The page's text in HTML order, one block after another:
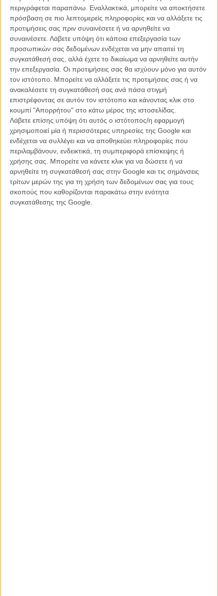
περιγράφεται παραπάνω. Εναλλακτικά, μπορείτε να αποκτήσετε
πρόσβαση σε πιο λεπτομερείς πληροφορίες και να αλλάξετε τις
προτιμήσεις σας πριν συναινέσετε ή να αρνηθείτε να
συναινέσετε. Λάβετε υπόψη ότι κάποια επεξεργασία των
προσωπικών σας δεδομένων ενδέχεται να μην απαιτεί τη
συγκατάθεσή σας, αλλά έχετε το δικαίωμα να αρνηθείτε αυτήν
την επεξεργασία. Οι προτιμήσεις σας θα ισχύουν μόνο για αυτόν
τον ιστότοπο. Μπορείτε να αλλάξετε τις προτιμήσεις σας ή να
ανακαλέσετε τη συγκατάθεσή σας ανά πάσα στιγμή
επιστρέφοντας σε αυτόν τον ιστότοπο και κάνοντας κλικ στο
κουμπί "Απορρήτου" στο κάτω μέρος της ιστοσελίδας.
Λάβετε επίσης υπόψη ότι αυτός ο ιστότοπος/η εφαρμογή
χρησιμοποιεί μία ή περισσότερες υπηρεσίες της Google και
ενδέχεται να συλλέγει και να αποθηκεύει πληροφορίες που
περιλαμβάνουν, ενδεικτικά, τη συμπεριφορά επίσκεψης ή
χρήσης σας. Μπορείτε να κάνετε κλικ για να δώσετε ή να
αρνηθείτε τη συγκατάθεσή σας στην Google και τις σημάνσεις
τρίτων μερών της για τη χρήση των δεδομένων σας για τους
σκοπούς που καθορίζονται παρακάτω στην ενότητα
συγκατάθεσης της Google.
Αυτή η συναρπαστική ταξική παραβολή σε ράγες θα έχει προφανώς
μια εκρηκτική κατάληξη, όμως η ιδέα μοιάζει τόσο ενδιαφέρουσα
που πριν φτάσουμε ως εκεί θα ήταν υπέροχο να μάθουμε πως
ξεκίνησαν όλα.
Τώρα μπορούμε χάρη σε ένα animated (όχι τυχαία, αφού το φιλμ
είναι βασισμένο σε ένα κόμικ) μικρού μήκους που αφηγείται το πως
ο πλανήτης μας έφτασε από την υπερθέρμανση σε θερμοκρασίες
υπό του μηδενός και πως το τρένο στο οποίο θα επιβιβαστούμε κι
εμείς στην διάρκεια του φιλμ, μπήκε για πρώτη φορά στις ράγες.
Διαβάστε περισσότερα για το «Sowpiercer» και δείτε το τρέιλερ του
φιλμ, πριν δείτε το μικρού μήκους που εξιστορεί τα όσα
προηγήθηκαν πιο κάτω.